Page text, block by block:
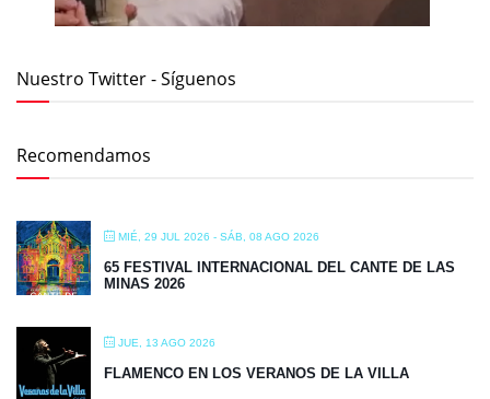
Nuestro Twitter - Síguenos
Recomendamos
MIÉ, 29 JUL 2026 - SÁB, 08 AGO 2026
65 FESTIVAL INTERNACIONAL DEL CANTE DE LAS
MINAS 2026
JUE, 13 AGO 2026
FLAMENCO EN LOS VERANOS DE LA VILLA